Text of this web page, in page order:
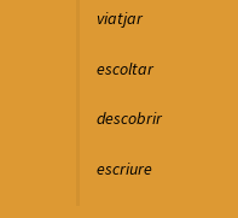
viatjar
escoltar
descobrir
escriure